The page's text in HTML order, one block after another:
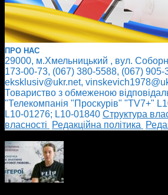
ПРО НАС
29000, м.Хмельницький , вул.
173-00-73, (067) 380-5588, (067) 905-
eksklusiv@ukr.net,
Товариство з обмеженою
"Телекомпанія "Проскурів" "TV7+"
L10-01276; L10-01840 Cтруктура
власності
Редакційна політика